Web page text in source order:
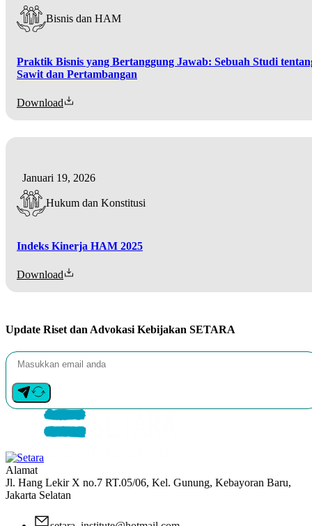
Bisnis dan HAM
Praktik Bisnis yang Bertanggung Jawab: Sebuah Studi
Sawit dan Pertambangan
Download
Januari 19, 2026
Hukum dan Konstitusi
Indeks Kinerja HAM 2025
Download
Update Riset dan Advokasi Kebijakan SETARA
Alamat
Jl. Hang Lekir X no.7 RT.05/06, Kel. Gunung, Kebayoran Baru,
Jakarta Selatan